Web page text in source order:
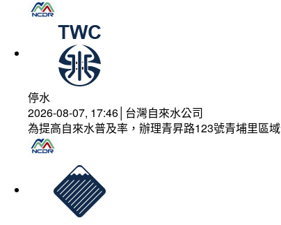
停水
2026-08-07, 17:46│台灣自來水公司
為提高自來水普及率，辦理青昇路123號青埔里區